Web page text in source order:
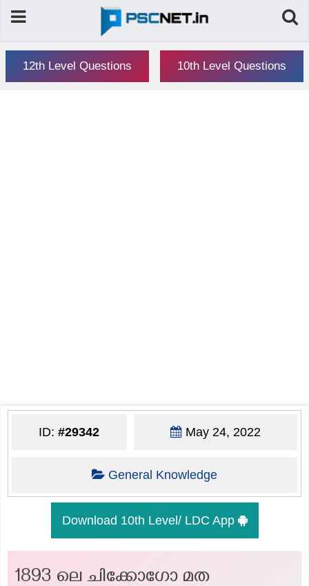
12th Level Questions 10th Level Questions
ID:#29342 May 24, 2022
General Knowledge
Download 10th Level/ LDC App
1893 ലെ ചിക്കോഗോ മത